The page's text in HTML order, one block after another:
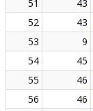
51
43
52
43
53
9
54
45
55
46
56
46